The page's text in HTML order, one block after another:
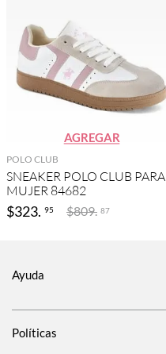
AGREGAR
POLO CLUB
SNEAKER POLO CLUB PARA
MUJER 84682
$323. 95 $809. 87
Ayuda
Políticas